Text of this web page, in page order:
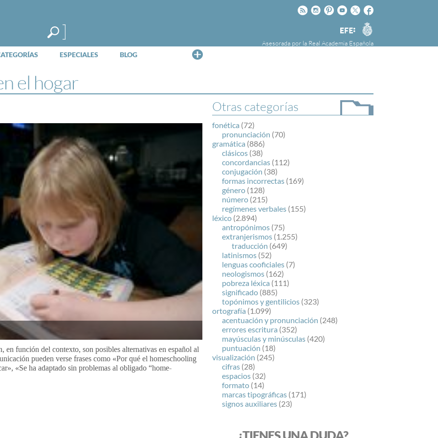
Facebook
Twitter
Youtube
Pinteres
Instagram
Rss
Agencia
EFE
Asesorada por la Real Academia Española
ESPECIALES BLOG
la Agencia Efe y la Real Academia Española,
cuyo objetivo es colaborar con el buen uso del
español en los medios de comunicación y en
Internet.
el hogar
Otras categorías
fonética (72)
pronunciación (70)
gramática (886)
clásicos (38)
concordancias (112)
conjugación (38)
formas incorrectas (169)
género (128)
número (215)
regímenes verbales (155)
léxico (2.894)
antropónimos (75)
extranjerismos (1.255)
traducción (649)
latinismos (52)
lenguas cooficiales (7)
neologismos (162)
pobreza léxica (111)
significado (885)
topónimos y gentilicios (323)
ortografía (1.099)
acentuación y pronunciación (248)
errores escritura (352)
mayúsculas y minúsculas (420)
puntuación (18)
visualización (245)
cifras (28)
espacios (32)
formato (14)
marcas tipográficas (171)
signos auxiliares (23)
en función del contexto, son posibles alternativas en español al
pueden verse frases como «Por qué el homeschooling
«Se ha adaptado sin problemas al obligado “home-
¿TIENES UNA DUDA?